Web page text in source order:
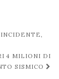
4 MILIONI DI
SISMICO